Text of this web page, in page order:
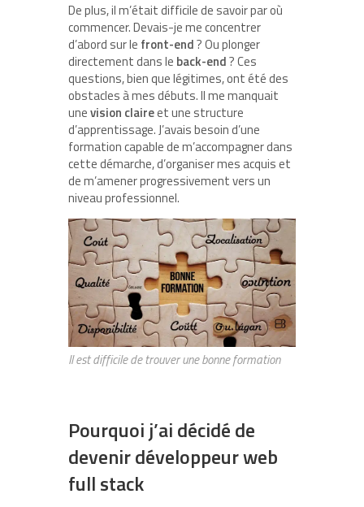
De plus, il m’était difficile de savoir par où
commencer. Devais-je me concentrer
d’abord sur le front-end? Ou plonger
directement dans le back-end? Ces
questions, bien que légitimes, ont été des
obstacles à mes débuts. Il me manquait
unevision claireet une structure
d’apprentissage. J’avais besoin d’une
formation capable de m’accompagner dans
cette démarche, d’organiser mes acquis et
de m’amener progressivement vers un
niveau professionnel.
Il est difficile de trouver une bonne formation
Pourquoi j’ai décidé de
devenir développeur web
full stack